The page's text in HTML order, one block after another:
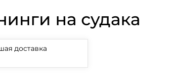
на судака
доставка